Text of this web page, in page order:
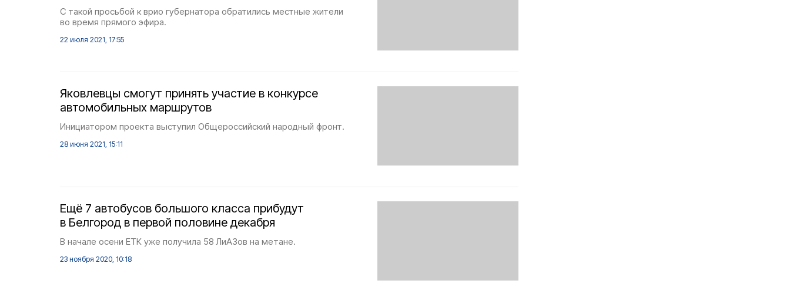
С такой просьбой к врио губернатора обратились местные жители
во время прямого эфира.
22 июля 2021, 17:55
Яковлевцы смогут принять участие в конкурсе
автомобильных маршрутов
Инициатором проекта выступил Общероссийский народный фронт.
28 июня 2021, 15:11
Ещё 7 автобусов большого класса прибудут
в Белгород в первой половине декабря
В начале осени ЕТК уже получила 58 ЛиАЗов на метане.
23 ноября 2020, 10:18